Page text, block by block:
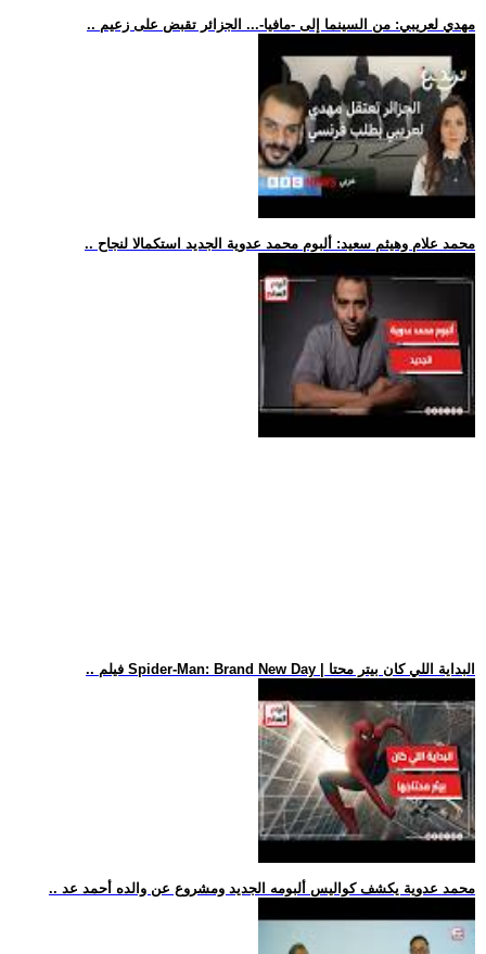
.. مهدي لعريبي: من السينما إلى -مافيا-... الجزائر تقبض على زعيم
.. محمد علام وهيثم سعيد: ألبوم محمد عدوية الجديد استكمالا لنجاح
.. فيلم Spider-Man: Brand New Day | البداية اللي كان بيتر محتا
.. محمد عدوية يكشف كواليس ألبومه الجديد ومشروع عن والده أحمد عد